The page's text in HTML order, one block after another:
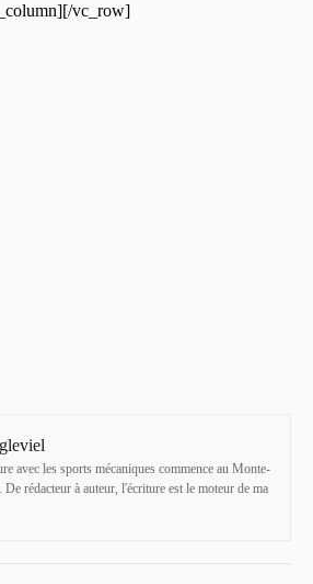
vc_row]
avec les sports mécaniques commence au Monte-
rédacteur à auteur, l'écriture est le moteur de ma